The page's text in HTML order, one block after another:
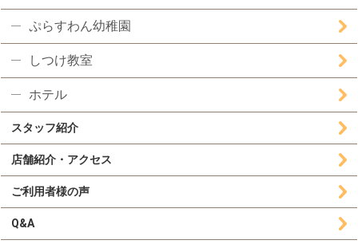
ぷらすわん幼稚園
しつけ教室
ホテル
スタッフ紹介
店舗紹介・アクセス
ご利用者様の声
Q&A